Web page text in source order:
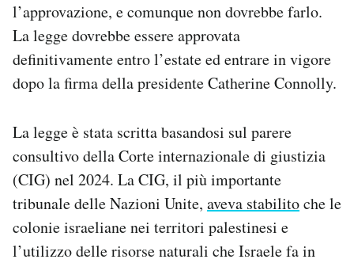
l’approvazione, e comunque non dovrebbe farlo.
La legge dovrebbe essere approvata
definitivamente entro l’estate ed entrare in vigore
dopo la firma della presidente Catherine Connolly.
La legge è stata scritta basandosi sul parere
consultivo della Corte internazionale di giustizia
(CIG) nel 2024. La CIG, il più importante
tribunale delle Nazioni Unite, aveva stabilitoche le
colonie israeliane nei territori palestinesi e
l’utilizzo delle risorse naturali che Israele fa in